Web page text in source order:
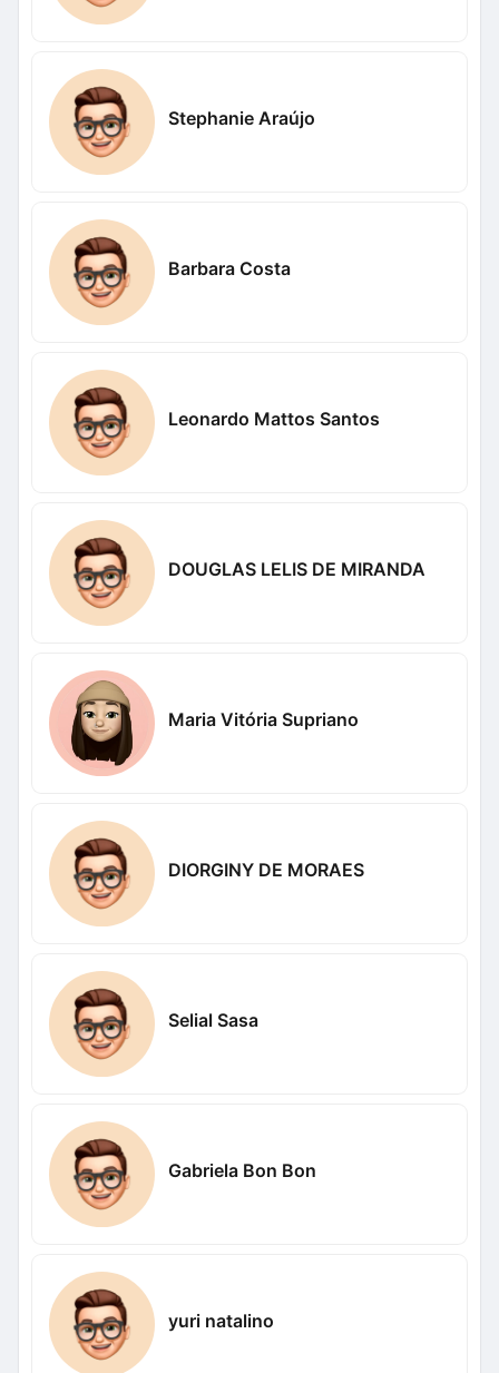
Stephanie Araújo
Barbara Costa
Leonardo Mattos Santos
DOUGLAS LELIS DE MIRANDA
Maria Vitória Supriano
DIORGINY DE MORAES
Selial Sasa
Gabriela Bon Bon
yuri natalino